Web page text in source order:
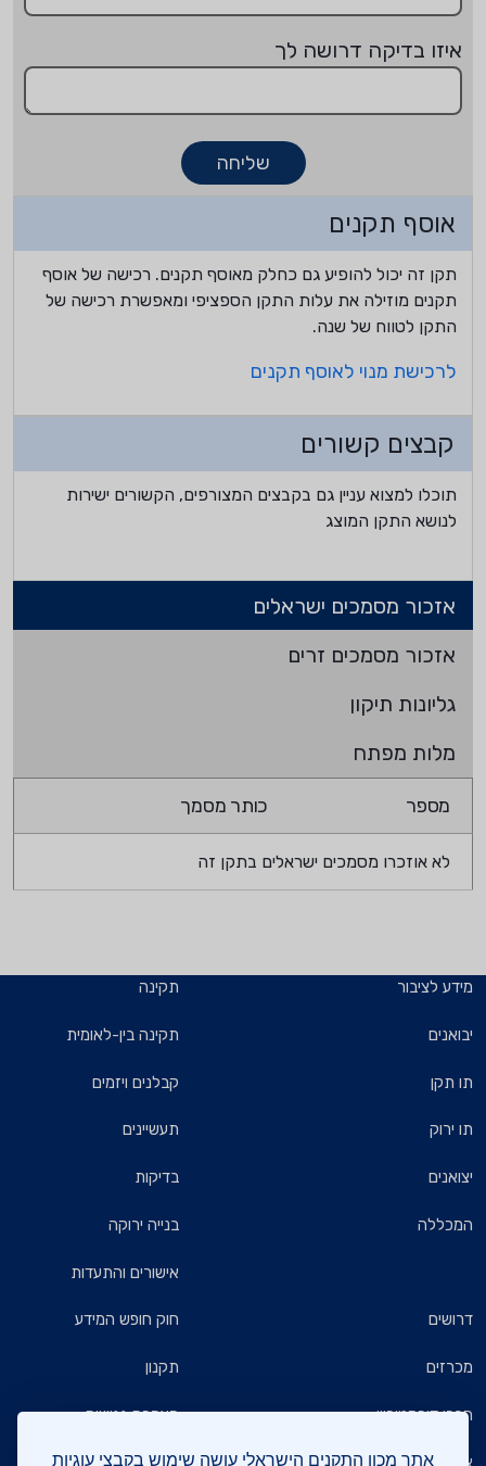
אתר מכון התקנים הישראלי עושה שימוש בקבצי עוגיות
איזו בדיקה דרושה לך
שליחה
אוסף תקנים
תקן זה יכול להופיע גם כחלק מאוסף תקנים. רכישה של אוסף
תקנים מוזילה את עלות התקן הספציפי ומאפשרת רכישה של
התקן לטווח של שנה.
לרכישת מנוי לאוסף תקנים
קבצים קשורים
תוכלו למצוא עניין גם בקבצים המצורפים, הקשורים ישירות
לנושא התקן המוצג
אזכור מסמכים ישראלים
אזכור מסמכים זרים
גליונות תיקון
מלות מפתח
מספר כותר מסמך
לא אוזכרו מסמכים ישראלים בתקן זה
מידע לציבור
יבואנים
תו תקן
תו ירוק
יצואנים
המכללה
תקינה
תקינה בין-לאומית
קבלנים ויזמים
תעשיינים
בדיקות
בנייה ירוקה
אישורים והתעדות
דרושים
מכרזים
חברי דירקטוריון
חוק חופש המידע
תקנון
הצהרת נגישות